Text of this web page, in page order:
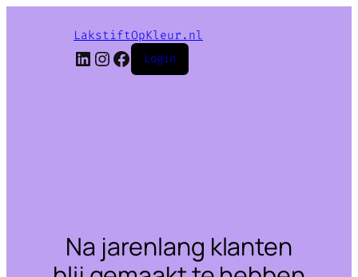
LakstiftOpKleur.nl
LinkedIn
Instagram
Facebook
Login
Na jarenlang klanten